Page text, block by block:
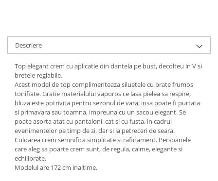
Descriere
Top elegant crem cu aplicatie din dantela pe bust, decolteu in V si
bretele reglabile.
Acest model de top complimenteaza siluetele cu brate frumos
tonifiate. Gratie materialului vaporos ce lasa pielea sa respire,
bluza este potrivita pentru sezonul de vara, insa poate fi purtata
si primavara sau toamna, impreuna cu un sacou elegant. Se
poate asorta atat cu pantaloni, cat si cu fusta, in cadrul
evenimentelor pe timp de zi, dar si la petreceri de seara.
Culoarea crem semnifica simplitate si rafinament. Persoanele
care aleg sa poarte crem sunt, de regula, calme, elegante si
echilibrate.
Modelul are 172 cm inaltime.